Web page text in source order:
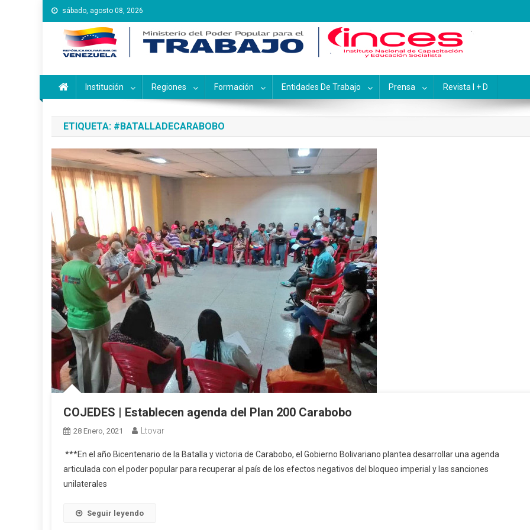
Saltar
al
contenido
sábado, agosto 08, 2026
Instituto Nacional de Capacitación y Educación
Inces
Institución Regiones Formación Entidades De Trabajo Prensa Revista I + D
ETIQUETA: #BATALLADECARABOBO
COJEDES | Establecen agenda del Plan 200 Carabobo
28 Enero, 2021 Ltovar
***En el año Bicentenario de la Batalla y victoria de Carabobo, el Gobierno Bolivariano plantea desarrollar una agenda
articulada con el poder popular para recuperar al país de los efectos negativos del bloqueo imperial y las sanciones
unilaterales
Seguir leyendo